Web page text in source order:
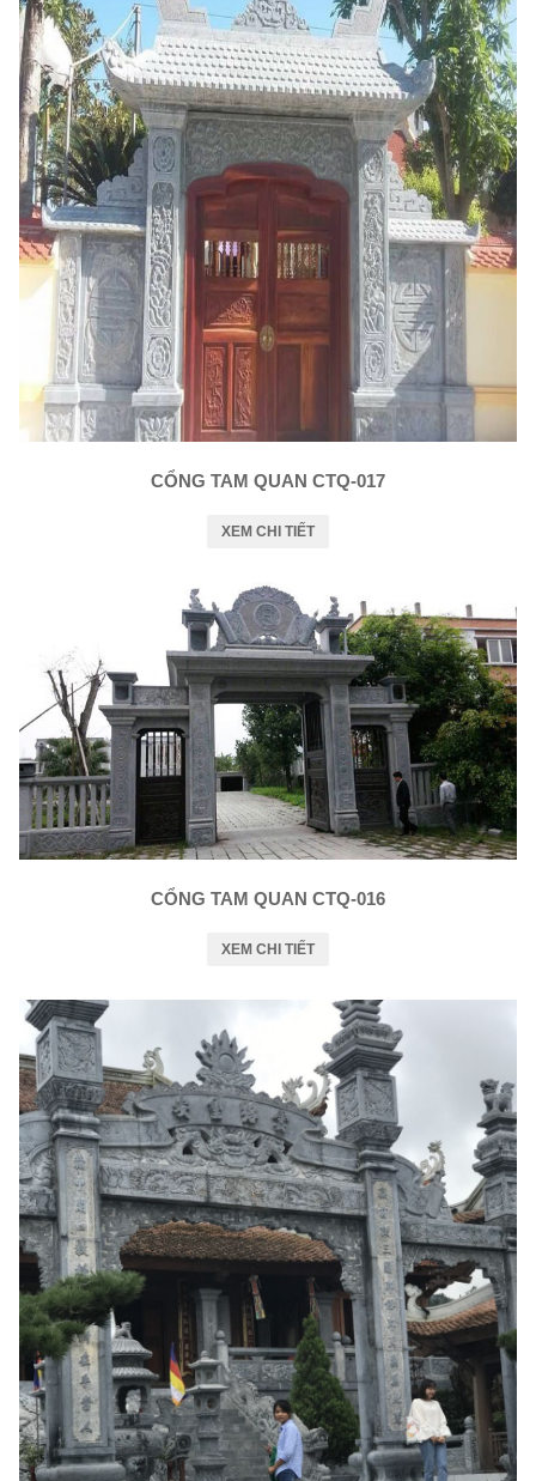
CỔNG TAM QUAN CTQ-017
XEM CHI TIẾT
CỔNG TAM QUAN CTQ-016
XEM CHI TIẾT